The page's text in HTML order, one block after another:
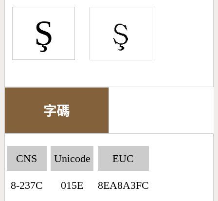
Ş
字碼
CNS
8-237C
Unicode
015E
EUC
8EA8A3FC